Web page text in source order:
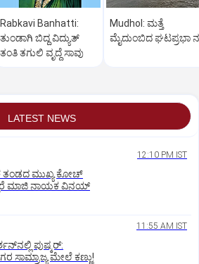
Rabkavi Banhatti:
ತುಂಡಾಗಿ ಬಿದ್ದ ವಿದ್ಯುತ್
ತಂತಿ ತಗುಲಿ ವೃದ್ಧೆ ಸಾವು
Mudhol: ಮತ್ತೆ
ಮೈದುಂಬಿದ ಘಟಪ್ರಭಾ
LATEST NEWS
12:10 PM IST
ತಂಡದ ಮುಖ್ಯ ಕೋಚ್‌
ಮಾಜಿ ನಾಯಕ ವಿನಯ್‌
11:55 AM IST
ಪುಷ್ಕರ್‌:
ಸಾಮ್ರಾಜ್ಯ ಮೇಲೆ ಕಣ್ಣು!